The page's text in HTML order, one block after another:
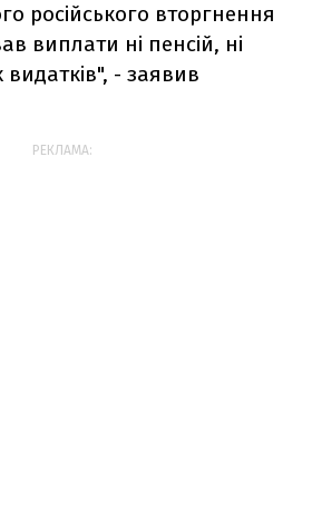
російського вторгнення
виплати ні пенсій, ні
видатків", - заявив
РЕКЛАМА: